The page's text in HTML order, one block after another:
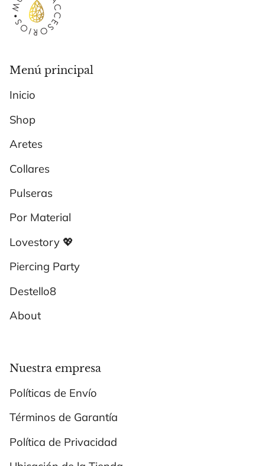
Menú principal
Inicio
Shop
Aretes
Collares
Pulseras
Por Material
Lovestory 💖
Piercing Party
Destello8
About
Nuestra empresa
Políticas de Envío
Términos de Garantía
Política de Privacidad